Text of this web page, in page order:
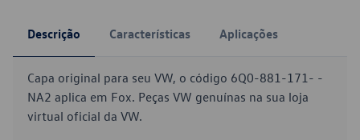
Descrição Características Aplicações
Capa original para seu VW, o código 6Q0-881-171- -
NA2 aplica em Fox. Peças VW genuínas na sua loja
virtual oficial da VW.